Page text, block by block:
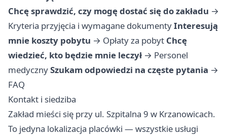
Chcę sprawdzić, czy mogę dostać się do zakładu →
Kryteria przyjęcia i wymagane dokumentyInteresują
mnie koszty pobytu → Opłaty za pobyt Chcę
wiedzieć, kto będzie mnie leczył → Personel
medycznySzukam odpowiedzi na częste pytania →
FAQ
Kontakt i siedziba
Zakład mieści się przy ul. Szpitalna 9 w Krzanowicach.
To jedyna lokalizacja placówki — wszystkie usługi